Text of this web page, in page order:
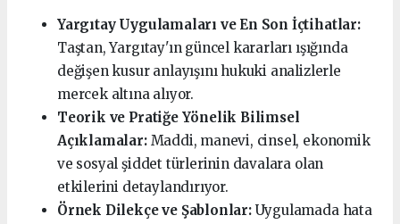
Yargıtay Uygulamaları ve En Son İçtihatlar:
Taştan, Yargıtay'ın güncel kararları ışığında
değişen kusur anlayışını hukuki analizlerle
mercek altına alıyor.
Teorik ve Pratiğe Yönelik Bilimsel
Açıklamalar:Maddi, manevi, cinsel, ekonomik
ve sosyal şiddet türlerinin davalara olan
etkilerini detaylandırıyor.
Örnek Dilekçe ve Şablonlar:Uygulamada hata